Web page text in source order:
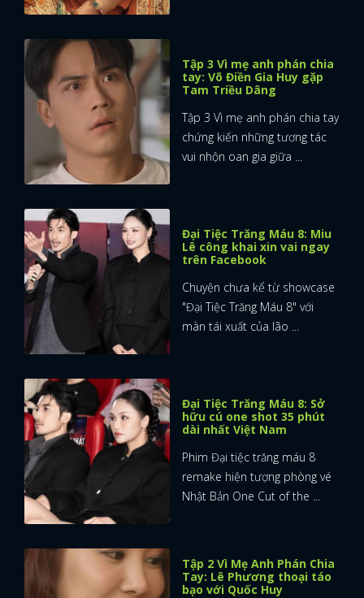
Tập 3 Vì mẹ anh phán chia
tay: Võ Điền Gia Huy gặp
Tam Triều Dâng
Tập 3 Vì mẹ anh phán chia tay
chứng kiến những tương tác
vui nhộn oan gia giữa ...
Đại Tiệc Trăng Máu 8: Miu
Lê công khai xin vai ngay
trên Facebook
Chuyện chưa kể từ showcase
"Đại Tiệc Trăng Máu 8" với
màn tái xuất của lão ...
Đại Tiệc Trăng Máu 8: Sở
hữu cú one shot 35 phút
dài nhất Việt Nam
Phim Đại tiệc trăng máu 8
remake hiện tượng phòng vé
Nhật Bản One Cut of the ...
Tập 2 Vì Mẹ Anh Phán Chia
Tay: Lê Phương thoại táo
bạo với Quốc Huy